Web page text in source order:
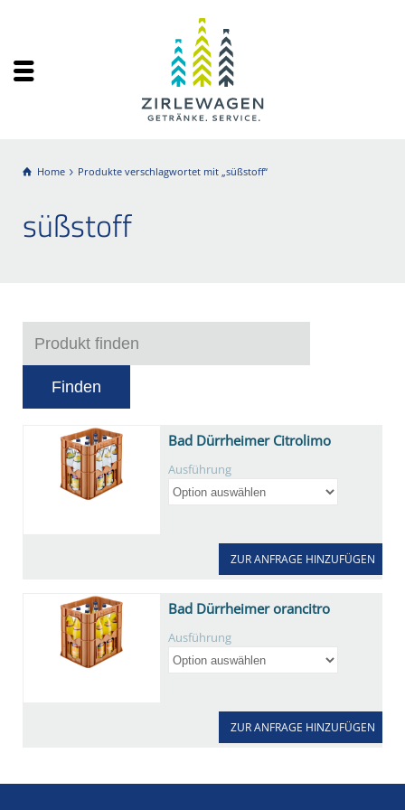
Home Produkte verschlagwortet mit „süßstoff“
süßstoff
Finden
Bad Dürrheimer Citrolimo
Ausführung
ZUR ANFRAGE HINZUFÜGEN
Bad Dürrheimer orancitro
Ausführung
ZUR ANFRAGE HINZUFÜGEN